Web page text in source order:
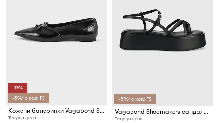
-11%
-5%* с код: FS
Кожени балеринки Vagabond Shoemakers HERMINE
Текуща цена:
-5%* с код: FS
Vagabond Shoemakers сандали дамски от кожа
Текуща цена: